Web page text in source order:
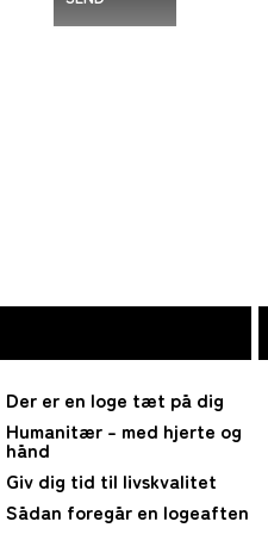
Der er en loge tæt på dig
Humanitær – med hjerte og
hånd
Giv dig tid til livskvalitet
Sådan foregår en logeaften